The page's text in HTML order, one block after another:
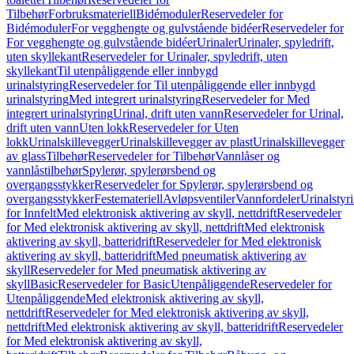
TilbehørForbruksmateriellBidémodulerReservedeler for
BidémodulerFor vegghengte og gulvstående bidéerReservedeler for
For vegghengte og gulvstående bidéerUrinalerUrinaler, spyledrift,
uten skyllekantReservedeler for Urinaler, spyledrift, uten
skyllekantTil utenpåliggende eller innbygd
urinalstyringReservedeler for Til utenpåliggende eller innbygd
urinalstyringMed integrert urinalstyringReservedeler for Med
integrert urinalstyringUrinal, drift uten vannReservedeler for Urinal,
drift uten vannUten lokkReservedeler for Uten
lokkUrinalskilleveggerUrinalskillevegger av plastUrinalskillevegger
av glassTilbehørReservedeler for TilbehørVannlåser og
vannlåstilbehørSpylerør, spylerørsbend og
overgangsstykkerReservedeler for Spylerør, spylerørsbend og
overgangsstykkerFestemateriellAvløpsventilerVannfordeler
for InnfeltMed elektronisk aktivering av skyll, nettdriftReservedeler
for Med elektronisk aktivering av skyll, nettdriftMed elektronisk
aktivering av skyll, batteridriftReservedeler for Med elektronisk
aktivering av skyll, batteridriftMed pneumatisk aktivering av
skyllReservedeler for Med pneumatisk aktivering av
skyllBasicReservedeler for BasicUtenpåliggendeReservedeler for
UtenpåliggendeMed elektronisk aktivering av skyll,
nettdriftReservedeler for Med elektronisk aktivering av skyll,
nettdriftMed elektronisk aktivering av skyll, batteridriftReservedeler
for Med elektronisk aktivering av skyll,